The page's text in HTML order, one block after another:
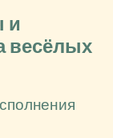
и
весёлых